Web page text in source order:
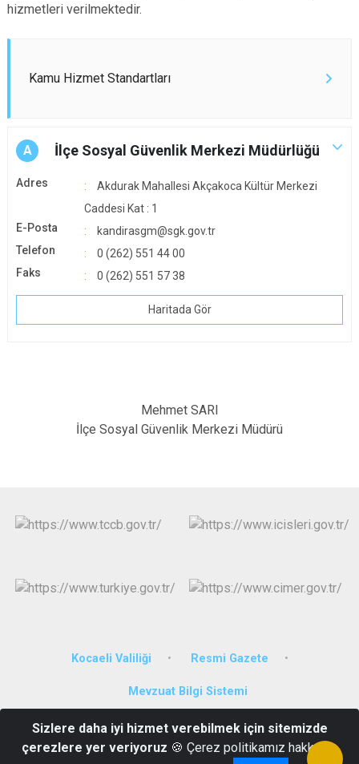
hizmetleri verilmektedir.
Kamu Hizmet Standartları
A İlçe Sosyal Güvenlik Merkezi Müdürlüğü
Adres
Akdurak Mahallesi Akçakoca Kültür Merkezi
Caddesi Kat : 1
E-Posta
kandirasgm@sgk.gov.tr
Telefon
0 (262) 551 44 00
Faks
0 (262) 551 57 38
Haritada Gör
Mehmet SARI
İlçe Sosyal Güvenlik Merkezi Müdürü
Kocaeli Valiliği Resmi Gazete
Mevzuat Bilgi Sistemi
Çarşı Mahallesi İzmit Caddesi No: 4 Kandıra/KOCAELİ
0 (262) 551 30 01
Sizlere daha iyi hizmet verebilmek için sitemizde
çerezlere yer veriyoruz 🍪 Çerez politikamız hakkında